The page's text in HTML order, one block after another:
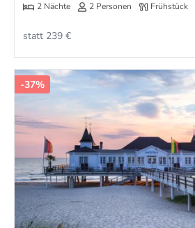
2 Nächte 2 Personen Frühstück
statt 239 €
-37%